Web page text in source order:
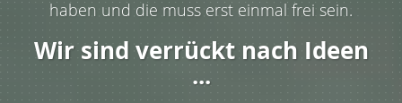
haben und die muss erst einmal frei sein.
Wir sind verrückt nach Ideen
...